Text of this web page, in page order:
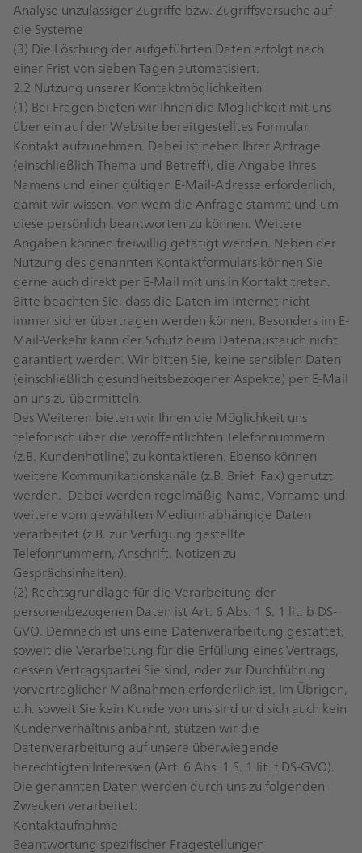
Analyse unzulässiger Zugriffe bzw. Zugriffsversuche auf
die Systeme
(3) Die Löschung der aufgeführten Daten erfolgt nach
einer Frist von sieben Tagen automatisiert.
2.2 Nutzung unserer Kontaktmöglichkeiten
(1) Bei Fragen bieten wir Ihnen die Möglichkeit mit uns
über ein auf der Website bereitgestelltes Formular
Kontakt aufzunehmen. Dabei ist neben Ihrer Anfrage
(einschließlich Thema und Betreff), die Angabe Ihres
Namens und einer gültigen E-Mail-Adresse erforderlich,
damit wir wissen, von wem die Anfrage stammt und um
diese persönlich beantworten zu können. Weitere
Angaben können freiwillig getätigt werden. Neben der
Nutzung des genannten Kontaktformulars können Sie
gerne auch direkt per E-Mail mit uns in Kontakt treten.
Bitte beachten Sie, dass die Daten im Internet nicht
immer sicher übertragen werden können. Besonders im E-
Mail-Verkehr kann der Schutz beim Datenaustauch nicht
garantiert werden. Wir bitten Sie, keine sensiblen Daten
(einschließlich gesundheitsbezogener Aspekte) per E-Mail
an uns zu übermitteln.
Des Weiteren bieten wir Ihnen die Möglichkeit uns
telefonisch über die veröffentlichten Telefonnummern
(z.B. Kundenhotline) zu kontaktieren. Ebenso können
weitere Kommunikationskanäle (z.B. Brief, Fax) genutzt
werden. Dabei werden regelmäßig Name, Vorname und
weitere vom gewählten Medium abhängige Daten
verarbeitet (z.B. zur Verfügung gestellte
Telefonnummern, Anschrift, Notizen zu
Gesprächsinhalten).
(2) Rechtsgrundlage für die Verarbeitung der
personenbezogenen Daten ist Art. 6 Abs. 1 S. 1 lit. b DS-
GVO. Demnach ist uns eine Datenverarbeitung gestattet,
soweit die Verarbeitung für die Erfüllung eines Vertrags,
dessen Vertragspartei Sie sind, oder zur Durchführung
vorvertraglicher Maßnahmen erforderlich ist. Im Übrigen,
d.h. soweit Sie kein Kunde von uns sind und sich auch kein
Kundenverhältnis anbahnt, stützen wir die
Datenverarbeitung auf unsere überwiegende
berechtigten Interessen (Art. 6 Abs. 1 S. 1 lit. f DS-GVO).
Die genannten Daten werden durch uns zu folgenden
Zwecken verarbeitet:
Kontaktaufnahme
Beantwortung spezifischer Fragestellungen